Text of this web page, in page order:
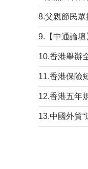
8.父親節民
10.香港舉辦
11.香港保險